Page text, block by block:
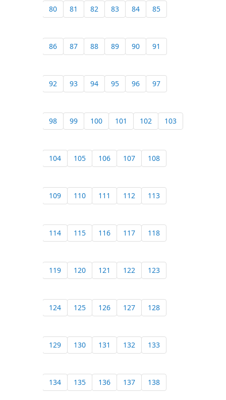
80 81 82 83 84 85
86 87 88 89 90 91
92 93 94 95 96 97
98 99 100 101 102 103
104 105 106 107 108
109 110 111 112 113
114 115 116 117 118
119 120 121 122 123
124 125 126 127 128
129 130 131 132 133
134 135 136 137 138